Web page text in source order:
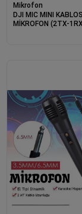
Mikrofon
DJI MIC MINI
MİKROFON (2TX-